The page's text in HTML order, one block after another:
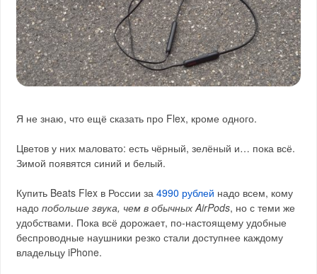
Я не знаю, что ещё сказать про Flex, кроме одного.
Цветов у них маловато: есть чёрный, зелёный и… пока всё.
Зимой появятся синий и белый.
Купить Beats Flex в России за4990 рублей надо всем, кому
надопобольше звука, чем в обычных AirPods, но с теми же
удобствами. Пока всё дорожает, по-настоящему удобные
беспроводные наушники резко стали доступнее каждому
владельцу iPhone.